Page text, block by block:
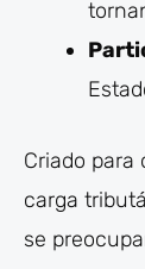
Criado
carga
se